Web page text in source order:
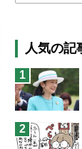
高木ブー
猫が母にな
息子の遠距
兄がボケま
予防法
人気の記
1
2